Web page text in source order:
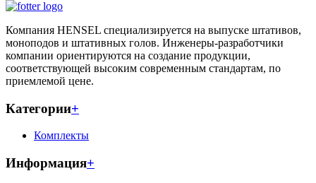
Компания HENSEL специализируется на выпуске штативов,
моноподов и штативных голов. Инженеры-разработчики
компании ориентируются на создание продукции,
соответствующей высоким современным стандартам, по
приемлемой цене.
Категории+
Комплекты
Информация+